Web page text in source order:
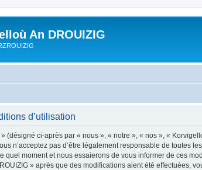
An DROUIZIG
d’utilisation
(désigné ci-après par « nous », « notre », « nos », «
n’acceptez pas d’être légalement responsable de toutes
quel moment et nous essaierons de vous informer de ces
» après que des modifications aient été effectuées,